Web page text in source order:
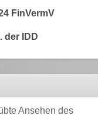
FinVermV
der IDD
Ansehen des